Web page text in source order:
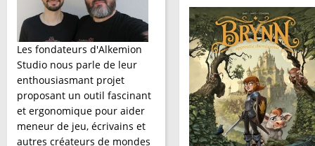
Les fondateurs d'Alkemion
Studio nous parle de leur
enthousiasmant projet
proposant un outil fascinant
et ergonomique pour aider
meneur de jeu, écrivains et
autres créateurs de mondes